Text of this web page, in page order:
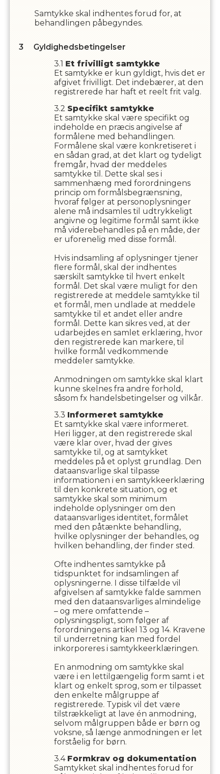
Samtykke skal indhentes forud for, at
behandlingen påbegyndes.
Gyldighedsbetingelser
Et frivilligt samtykke
Et samtykke er kun gyldigt, hvis det er
afgivet frivilligt. Det indebærer, at den
registrerede har haft et reelt frit valg.
Specifikt samtykke
Et samtykke skal være specifikt og
indeholde en præcis angivelse af
formålene med behandlingen.
Formålene skal være konkretiseret i
en sådan grad, at det klart og tydeligt
fremgår, hvad der meddeles
samtykke til. Dette skal ses i
sammenhæng med forordningens
princip om formålsbegrænsning,
hvoraf følger at personoplysninger
alene må indsamles til udtrykkeligt
angivne og legitime formål samt ikke
må viderebehandles på en måde, der
er uforenelig med disse formål.
Hvis indsamling af oplysninger tjener
flere formål, skal der indhentes
særskilt samtykke til hvert enkelt
formål. Det skal være muligt for den
registrerede at meddele samtykke til
et formål, men undlade at meddele
samtykke til et andet eller andre
formål. Dette kan sikres ved, at der
udarbejdes en samlet erklæring, hvor
den registrerede kan markere, til
hvilke formål vedkommende
meddeler samtykke.
Anmodningen om samtykke skal klart
kunne skelnes fra andre forhold,
såsom fx handelsbetingelser og vilkår.
Informeret samtykke
Et samtykke skal være informeret.
Heri ligger, at den registrerede skal
være klar over, hvad der gives
samtykke til, og at samtykket
meddeles på et oplyst grundlag. Den
dataansvarlige skal tilpasse
informationen i en samtykkeerklæring
til den konkrete situation, og et
samtykke skal som minimum
indeholde oplysninger om den
dataansvarliges identitet, formålet
med den påtænkte behandling,
hvilke oplysninger der behandles, og
hvilken behandling, der finder sted.
Ofte indhentes samtykke på
tidspunktet for indsamlingen af
oplysningerne. I disse tilfælde vil
afgivelsen af samtykke falde sammen
med den dataansvarliges almindelige
– og mere omfattende –
oplysningspligt, som følger af
forordningens artikel 13 og 14. Kravene
til underretning kan med fordel
inkorporeres i samtykkeerklæringen.
En anmodning om samtykke skal
være i en lettilgængelig form samt i et
klart og enkelt sprog, som er tilpasset
den enkelte målgruppe af
registrerede. Typisk vil det være
tilstrækkeligt at lave én anmodning,
selvom målgruppen både er børn og
voksne, så længe anmodningen er let
forståelig for børn.
Formkrav og dokumentation
Samtykket skal indhentes forud for